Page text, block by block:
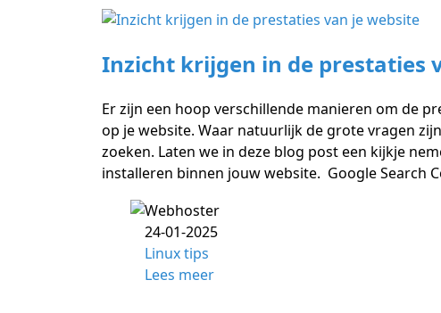
Inzicht krijgen in de prestaties
Er zijn een hoop verschillende manieren om de
op je website. Waar natuurlijk de grote vragen
zoeken. Laten we in deze blog post een kijkje
installeren binnen jouw website. Google Search
24-01-2025
Linux tips
Lees meer